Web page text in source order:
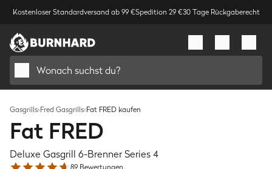
Kostenloser Standardversand ab 99 €Spedition 29 €30 Tage Rückgaberecht
Wonach suchst du?
Gasgrills›Fred Gasgrills›Fat FRED kaufen
Fat FRED
Deluxe Gasgrill 6-Brenner Series 4
89 Bewertungen